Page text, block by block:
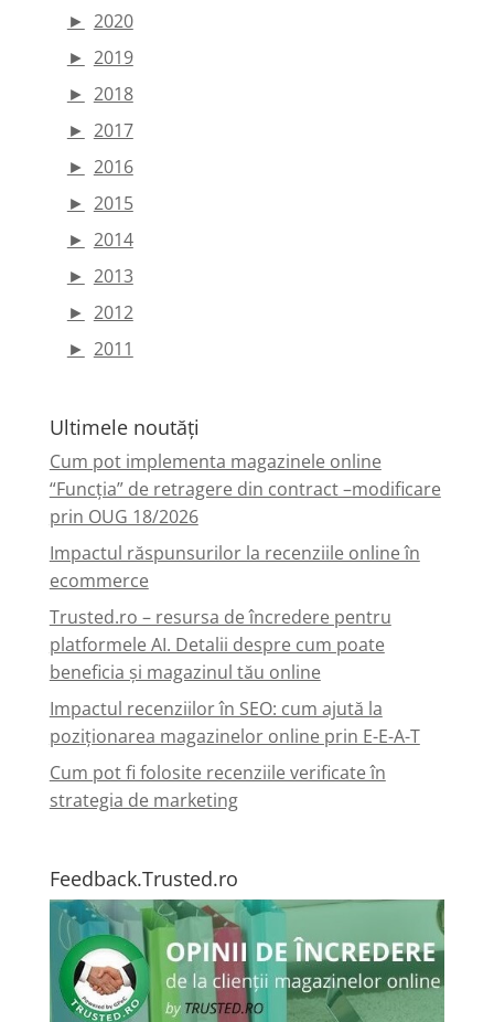
► 2020
► 2019
► 2018
► 2017
► 2016
► 2015
► 2014
► 2013
► 2012
► 2011
Ultimele noutăți
Cum pot implementa magazinele online
“Funcția” de retragere din contract –modificare
prin OUG 18/2026
Impactul răspunsurilor la recenziile online în
ecommerce
Trusted.ro – resursa de încredere pentru
platformele AI. Detalii despre cum poate
beneficia și magazinul tău online
Impactul recenziilor în SEO: cum ajută la
poziționarea magazinelor online prin E-E-A-T
Cum pot fi folosite recenziile verificate în
strategia de marketing
Feedback.Trusted.ro